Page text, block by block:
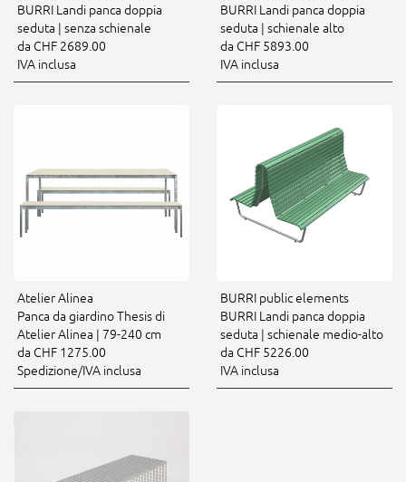
BURRI Landi panca doppia
seduta | senza schienale
da CHF 2689.00
IVA inclusa
BURRI Landi panca doppia
seduta | schienale alto
da CHF 5893.00
IVA inclusa
Atelier Alinea
Panca da giardino Thesis di
Atelier Alinea | 79-240 cm
da CHF 1275.00
Spedizione/IVA inclusa
BURRI public elements
BURRI Landi panca doppia
seduta | schienale medio-alto
da CHF 5226.00
IVA inclusa